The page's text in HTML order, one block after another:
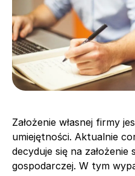
Założenie własnej firmy
umiejętności. Aktualnie
decyduje się na założenie
gospodarczej. W tym